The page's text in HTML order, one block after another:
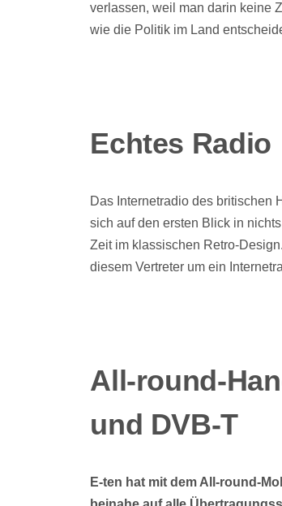
verlassen, weil man darin keine
wie die Politik im Land
Echtes Radio
Das Internetradio des britischen
sich auf den ersten Blick in
Zeit im klassischen Retro-
diesem Vertreter um ein
All-round-
und DVB-T
E-ten hat mit dem All-round-